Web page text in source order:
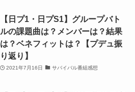
【日プ1・日プS1】グループバト
ルの課題曲は？メンバーは？結果
は？ベネフィットは？【プデュ振
り返り】
2021年7月16日 サバイバル番組感想